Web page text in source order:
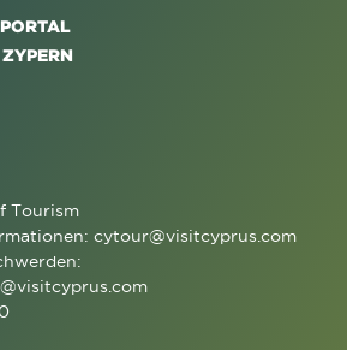
Tourism
cytour@visitcyprus.com